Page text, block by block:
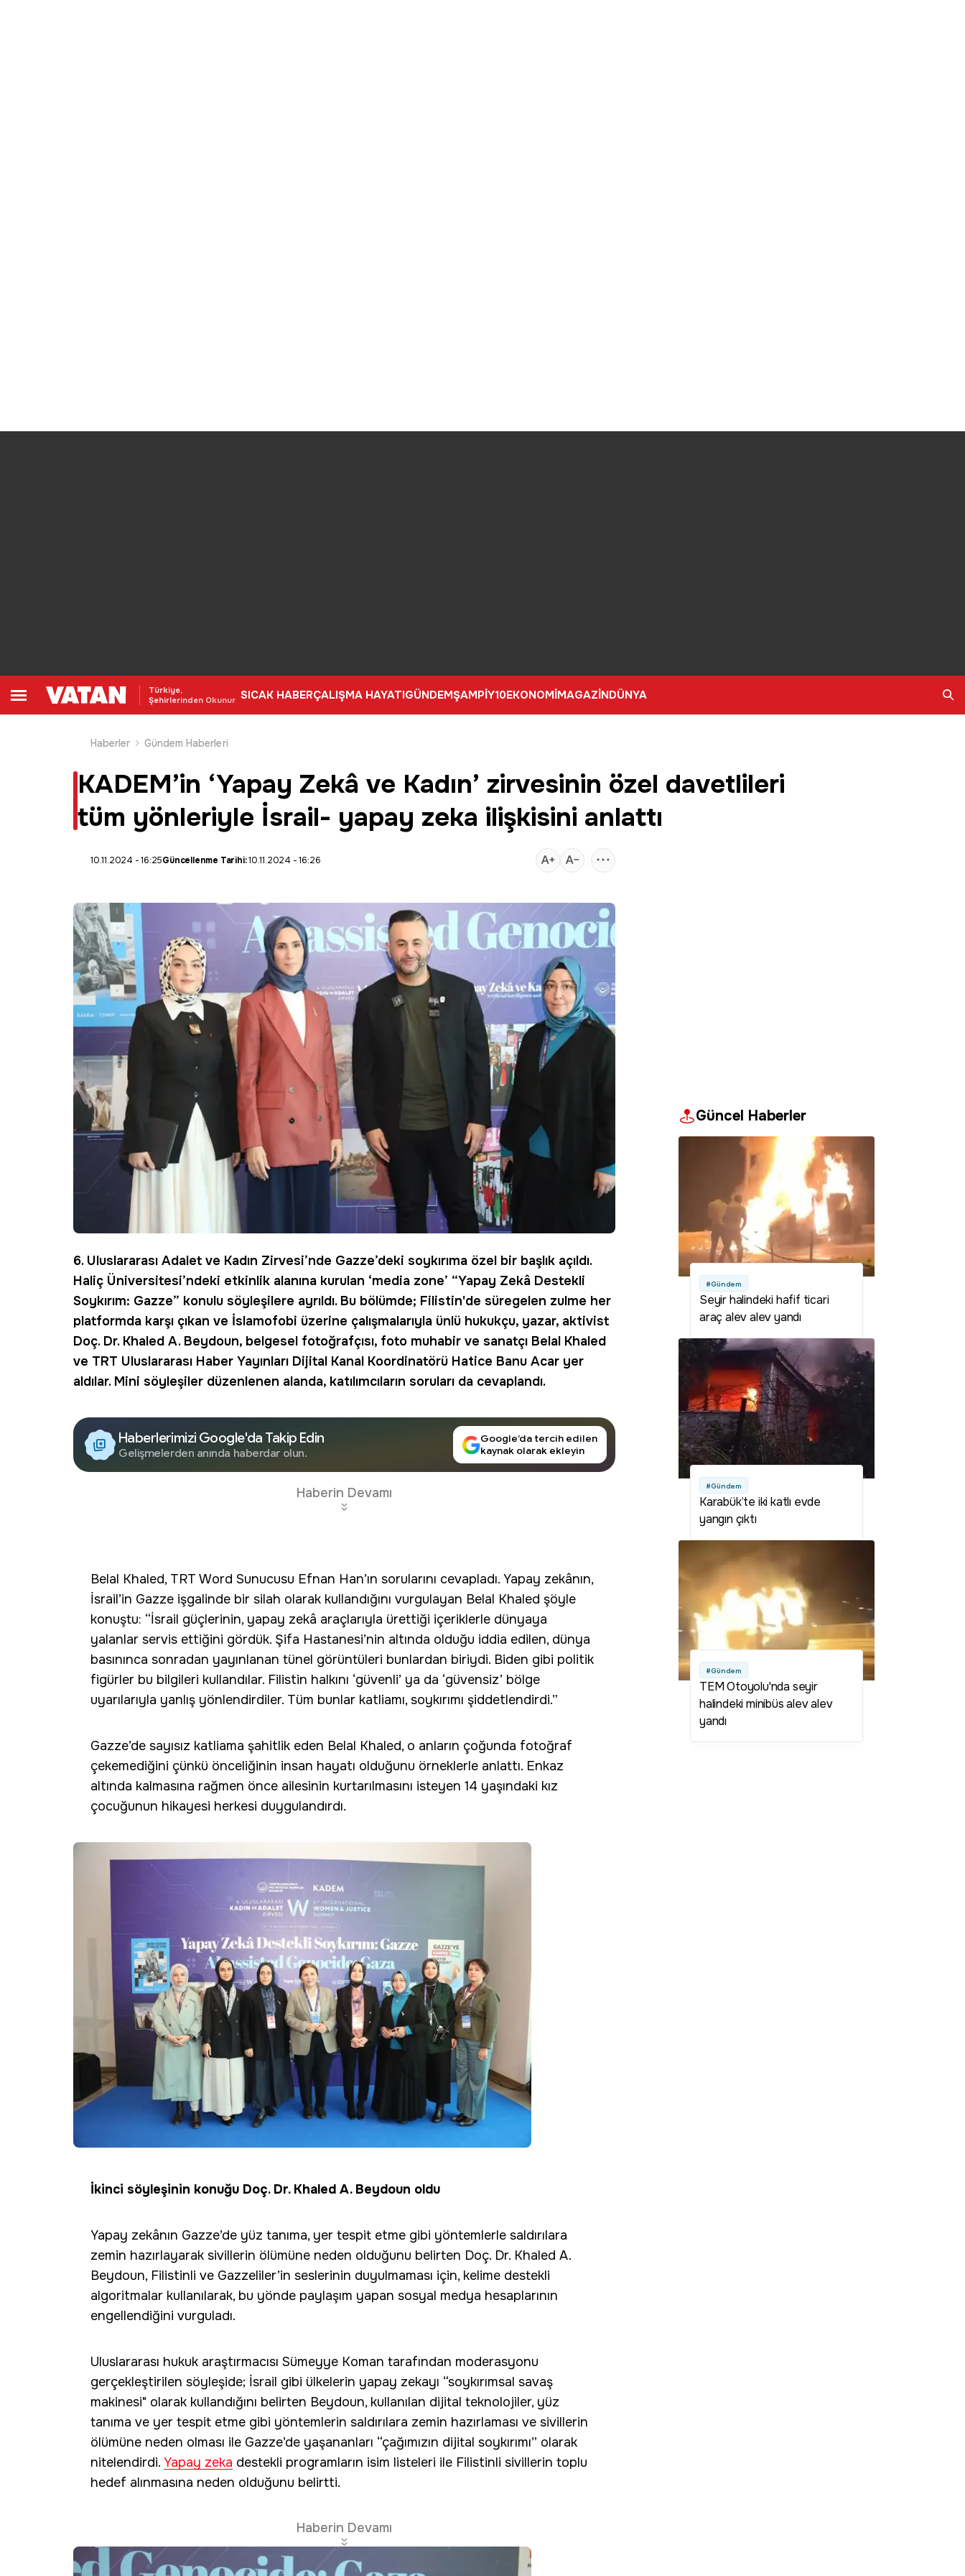
Türkiye,
Şehirlerinden Okunur SICAK HABERÇALIŞMA HAYATIGÜNDEMŞAMPİY10EKONOMİMAGAZİNDÜNYA
Haberler
Gündem Haberleri
KADEM’in ‘Yapay Zekâ ve Kadın’ zirvesinin özel davetlileri
tüm yönleriyle İsrail- yapay zeka ilişkisini anlattı
10.11.2024 - 16:25Güncellenme Tarihi:10.11.2024 - 16:26
6. Uluslararası Adalet ve Kadın Zirvesi’nde Gazze’deki soykırıma özel bir başlık açıldı.
Haliç Üniversitesi’ndeki etkinlik alanına kurulan ‘media zone’ “Yapay Zekâ Destekli
Soykırım: Gazze” konulu söyleşilere ayrıldı. Bu bölümde; Filistin'de süregelen zulme her
platformda karşı çıkan ve İslamofobi üzerine çalışmalarıyla ünlü hukukçu, yazar, aktivist
Doç. Dr. Khaled A. Beydoun, belgesel fotoğrafçısı, foto muhabir ve sanatçı Belal Khaled
ve TRT Uluslararası Haber Yayınları Dijital Kanal Koordinatörü Hatice Banu Acar yer
aldılar. Mini söyleşiler düzenlenen alanda, katılımcıların soruları da cevaplandı.
Haberlerimizi Google'da Takip Edin
Gelişmelerden anında haberdar olun.
Google’da tercih edilen
kaynak olarak ekleyin
Haberin Devamı
Belal Khaled, TRT Word Sunucusu Efnan Han’ın sorularını cevapladı. Yapay zekânın,
İsrail’in Gazze işgalinde bir silah olarak kullandığını vurgulayan Belal Khaled şöyle
konuştu: “İsrail güçlerinin, yapay zekâ araçlarıyla ürettiği içeriklerle dünyaya
yalanlar servis ettiğini gördük. Şifa Hastanesi’nin altında olduğu iddia edilen, dünya
basınınca sonradan yayınlanan tünel görüntüleri bunlardan biriydi. Biden gibi politik
figürler bu bilgileri kullandılar. Filistin halkını ‘güvenli’ ya da ‘güvensiz’ bölge
uyarılarıyla yanlış yönlendirdiler. Tüm bunlar katliamı, soykırımı şiddetlendirdi.”
Gazze’de sayısız katliama şahitlik eden Belal Khaled, o anların çoğunda fotoğraf
çekemediğini çünkü önceliğinin insan hayatı olduğunu örneklerle anlattı. Enkaz
altında kalmasına rağmen önce ailesinin kurtarılmasını isteyen 14 yaşındaki kız
çocuğunun hikayesi herkesi duygulandırdı.
İkinci söyleşinin konuğu Doç. Dr. Khaled A. Beydoun oldu
Yapay zekânın Gazze’de yüz tanıma, yer tespit etme gibi yöntemlerle saldırılara
zemin hazırlayarak sivillerin ölümüne neden olduğunu belirten Doç. Dr. Khaled A.
Beydoun, Filistinli ve Gazzeliler’in seslerinin duyulmaması için, kelime destekli
algoritmalar kullanılarak, bu yönde paylaşım yapan sosyal medya hesaplarının
engellendiğini vurguladı.
Uluslararası hukuk araştırmacısı Sümeyye Koman tarafından moderasyonu
gerçekleştirilen söyleşide; İsrail gibi ülkelerin yapay zekayı “soykırımsal savaş
makinesi" olarak kullandığını belirten Beydoun, kullanılan dijital teknolojiler, yüz
tanıma ve yer tespit etme gibi yöntemlerin saldırılara zemin hazırlaması ve sivillerin
ölümüne neden olması ile Gazze’de yaşananları “çağımızın dijital soykırımı” olarak
nitelendirdi. Yapay zeka destekli programların isim listeleri ile Filistinli sivillerin toplu
hedef alınmasına neden olduğunu belirtti.
Haberin Devamı
Güncel Haberler
#Gündem
Seyir halindeki hafif ticari
araç alev alev yandı
#Gündem
Karabük’te iki katlı evde
yangın çıktı
#Gündem
TEM Otoyolu'nda seyir
halindeki minibüs alev alev
yandı